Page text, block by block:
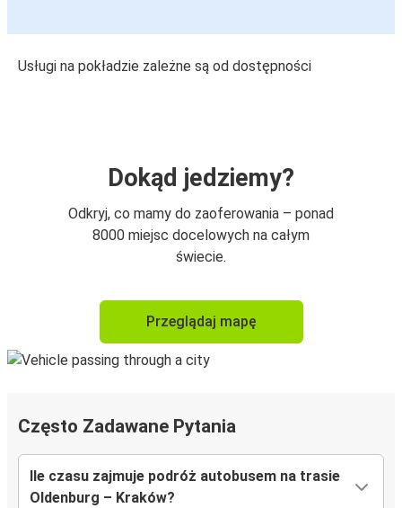
Usługi na pokładzie zależne są od dostępności
Dokąd jedziemy?
Odkryj, co mamy do zaoferowania – ponad
8000 miejsc docelowych na całym
świecie.
Przeglądaj mapę
Często Zadawane Pytania
Ile czasu zajmuje podróż autobusem na trasie
Oldenburg – Kraków?